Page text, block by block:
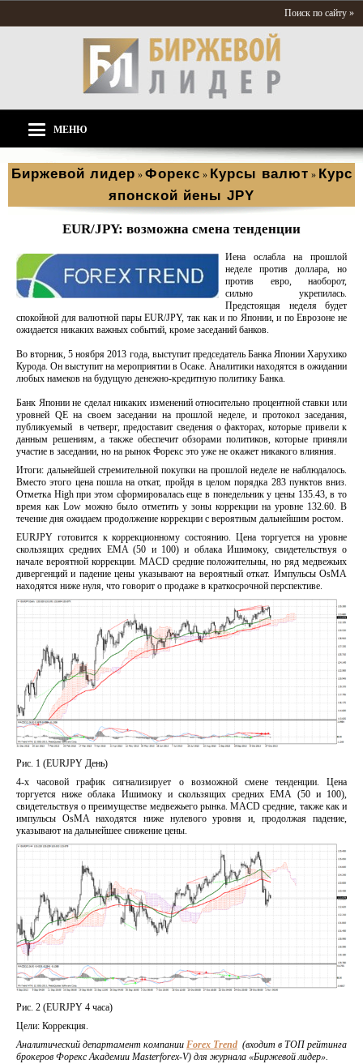
Поиск по сайту »
МЕНЮ
Биржевой лидер » Форекс » Курсы валют » Курс
японской йены JPY
EUR/JPY: возможна смена тенденции
Иена ослабла на прошлой
неделе против доллара, но
против евро, наоборот,
сильно укрепилась.
Предстоящая неделя будет
спокойной для валютной пары EUR/JPY, так как и по Японии, и по Еврозоне не
ожидается никаких важных событий, кроме заседаний банков.
Во вторник, 5 ноября 2013 года, выступит председатель Банка Японии Харухико
Курода. Он выступит на мероприятии в Осаке. Аналитики находятся в ожидании
любых намеков на будущую денежно-кредитную политику Банка.
Банк Японии не сделал никаких изменений относительно процентной ставки или
уровней QE на своем заседании на прошлой неделе, и протокол заседания,
публикуемый в четверг, предоставит сведения о факторах, которые привели к
данным решениям, а также обеспечит обзорами политиков, которые приняли
участие в заседании, но на рынок Форекс это уже не окажет никакого влияния.
Итоги: дальнейшей стремительной покупки на прошлой неделе не наблюдалось.
Вместо этого цена пошла на откат, пройдя в целом порядка 283 пунктов вниз.
Отметка High при этом сформировалась еще в понедельник у цены 135.43, в то
время как Low можно было отметить у зоны коррекции на уровне 132.60. В
течение дня ожидаем продолжение коррекции с вероятным дальнейшим ростом.
EURJPY готовится к коррекционному состоянию. Цена торгуется на уровне
скользящих средних EMA (50 и 100) и облака Ишимоку, свидетельствуя о
начале вероятной коррекции. MACD средние положительны, но ряд медвежьих
дивергенций и падение цены указывают на вероятный откат. Импульсы OsMA
находятся ниже нуля, что говорит о продаже в краткосрочной перспективе.
Рис. 1 (EURJPY День)
4-х часовой график сигнализирует о возможной смене тенденции. Цена
торгуется ниже облака Ишимоку и скользящих средних EMA (50 и 100),
свидетельствуя о преимуществе медвежьего рынка. MACD средние, также как и
импульсы OsMA находятся ниже нулевого уровня и, продолжая падение,
указывают на дальнейшее снижение цены.
Рис. 2 (EURJPY 4 часа)
Цели: Коррекция.
Аналитический департамент компании Forex Trend (входит в ТОП рейтинга
брокеров ФорексАкадемии Masterforex-V) для журнала «Биржевой лидер».